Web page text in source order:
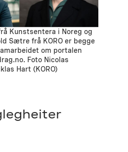
Kunstsentera i Noreg og
Sætre frå KORO er begge
om portalen
Foto Nicolas
Hart (KORO)